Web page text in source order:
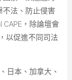
不法、防止侵害
，除論壇會
以促進不同司法
日本、加拿大、